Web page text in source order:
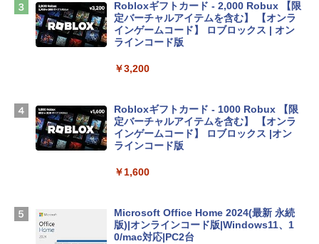
Apple 2026 MacBook Air M5チップ搭載
igence、13.6インチLiquid Retinaディ
ームカメラ、日本語キーボード、Touch I
D - ミッドナイト
￥314,800
￥129,800
Robloxギフトカード - 2,000 Robux 【限
定バーチャルアイテムを含む】 【オンラ
インゲームコード】 ロブロックス | オン
ラインコード版
￥3,200
Robloxギフトカード - 1000 Robux 【限
定バーチャルアイテムを含む】 【オンラ
インゲームコード】 ロブロックス |オン
ラインコード版
￥1,600
Microsoft Office Home 2024(最新 永続
版)|オンラインコード版|Windows11、1
0/mac対応|PC2台